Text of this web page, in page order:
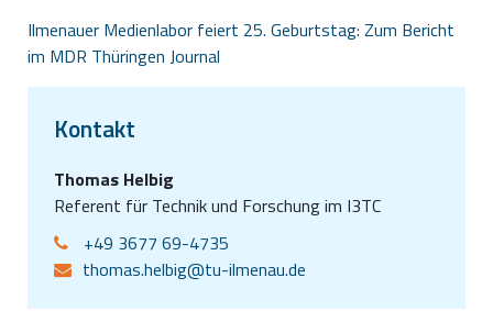
Ilmenauer Medienlabor feiert 25. Geburtstag: Zum Bericht
im MDR Thüringen Journal
Kontakt
Thomas Helbig
Referent für Technik und Forschung im I3TC
+49 3677 69-4735
thomas.helbig@tu-ilmenau.de